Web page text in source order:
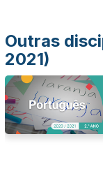
Outras
2021)